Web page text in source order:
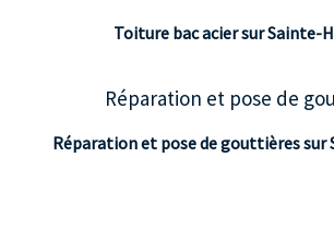
Toiture bac acier sur Sainte-
Réparation et pose de
Réparation et pose de gouttières sur